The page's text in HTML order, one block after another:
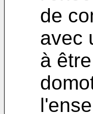
de
avec
à